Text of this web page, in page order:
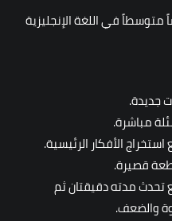
في اللغة الإنجليزية
مدته دقيقتان ثم
والضعف.